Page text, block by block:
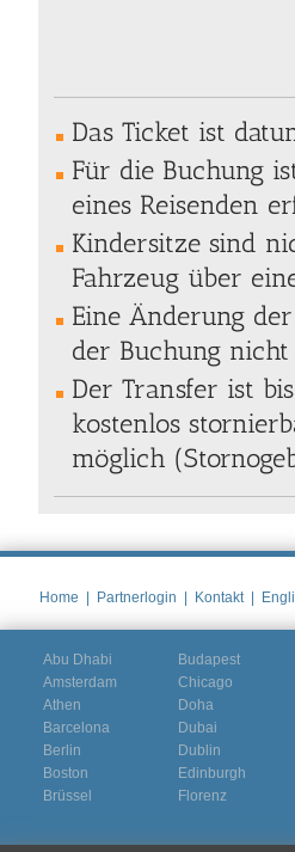
Das Ticket ist
Für die Buchung
eines Reisenden
Kindersitze sind
Fahrzeug über
Eine Änderung
der Buchung
Der Transfer ist
kostenlos
möglich
Home | Partnerlogin | Kontakt |
Abu Dhabi
Amsterdam
Athen
Barcelona
Berlin
Boston
Brüssel
Budapest
Chicago
Doha
Dubai
Dublin
Edinburgh
Florenz